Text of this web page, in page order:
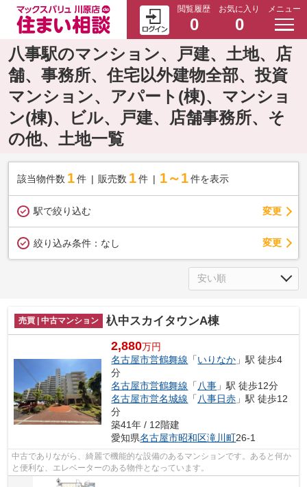
閲覧履歴
0
お気に入り
0
メニュー
八事駅のマンション、戸建、土地、店
舗、事務所、住宅以外建物全部、投資
マンション、アパート(棟)、マンショ
ン(棟)、ビル、戸建、店舗事務所、そ
の他、土地一覧
該当物件数 1件 販売数 1 件 1～1 件を表示
駅で絞り込む 変更
絞り込み条件： なし 変更
売買 | 中古マンション 杁中スカイタウンA棟
2,880万円
名古屋市営鶴舞線 「いりなか 」駅 徒歩4
分
名古屋市営鶴舞線 「 八事 」駅 徒歩12分
名古屋市営名城線 「 八事日赤 」駅 徒歩12
分
築41年 / 12階建
愛知県名古屋市昭和区滝川町26-1
中古でありながら、綺麗で機能的な設備のあるマンションです。あると何か
と便利な、エレベーターのある物件となっています。